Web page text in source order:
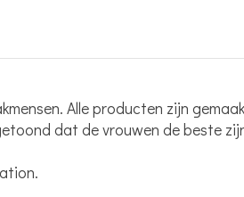
Alle producten zijn
dat de vrouwen de beste